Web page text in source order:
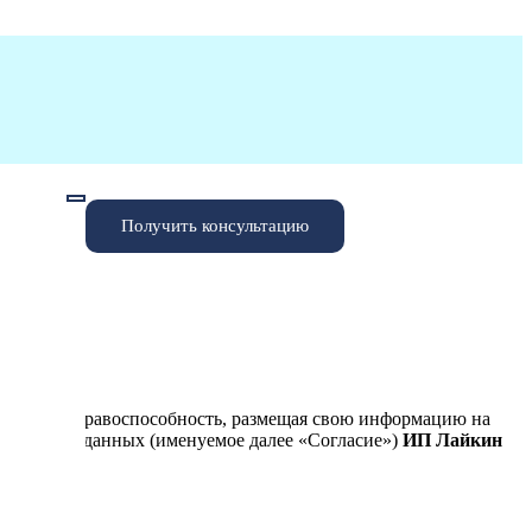
Получить консультацию
свою правоспособность, размещая свою информацию на
данных (именуемое далее «Согласие») ИП Лайкин